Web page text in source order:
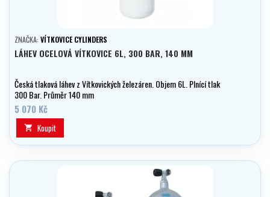
ZNAČKA: VÍTKOVICE CYLINDERS
LÁHEV OCELOVÁ VÍTKOVICE 6L, 300 BAR, 140 MM
Česká tlaková láhev z Vítkovických železáren. Objem 6L. Plnící tlak
300 Bar. Průměr 140 mm
5 070 Kč
 Koupit